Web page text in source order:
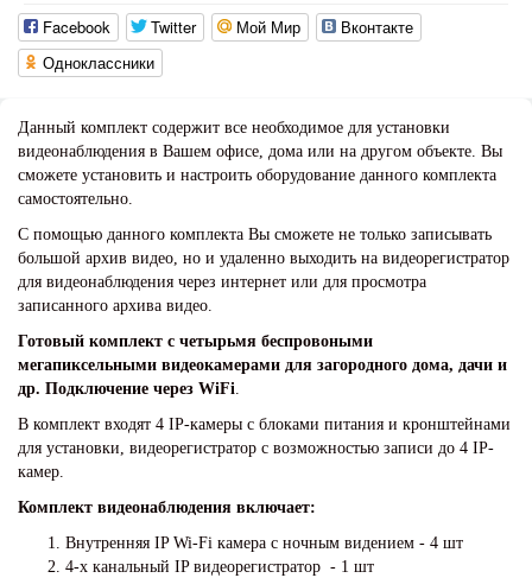
Facebook Twitter Мой Мир
Вконтакте
Одноклассники
Данный комплект содержит все необходимое для установки
видеонаблюдения в Вашем офисе, дома или на другом объекте. Вы
сможете установить и настроить оборудование данного комплекта
самостоятельно.
С помощью данного комплекта Вы сможете не только записывать
большой архив видео, но и удаленно выходить на видеорегистратор
для видеонаблюдения через интернет или для просмотра
записанного архива видео.
Готовый комплект с четырьмя беспровоными
мегапиксельными видеокамерами для загородного дома, дачи и
др. Подключение через WiFi.
В комплект входят 4 IP-камеры с блоками питания и кронштейнами
для установки, видеорегистратор с возможностью записи до 4 IP-
камер.
Комплект видеонаблюдения включает:
Внутренняя IP Wi-Fi камера с ночным видением - 4 шт
4-х канальный IP видеорегистратор - 1 шт